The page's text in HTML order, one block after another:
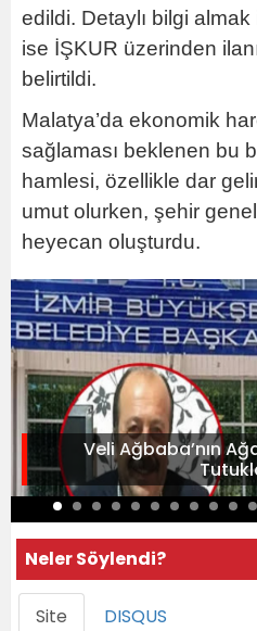
edildi. Detaylı bilgi
ise İŞKUR üzerinden
belirtildi.
Malatya’da ekonomik
sağlaması beklenen bu
hamlesi, özellikle dar
umut olurken, şehir
heyecan oluşturdu.
Veli Ağbaba’nın
Neler Söylendi?
Site DISQUS